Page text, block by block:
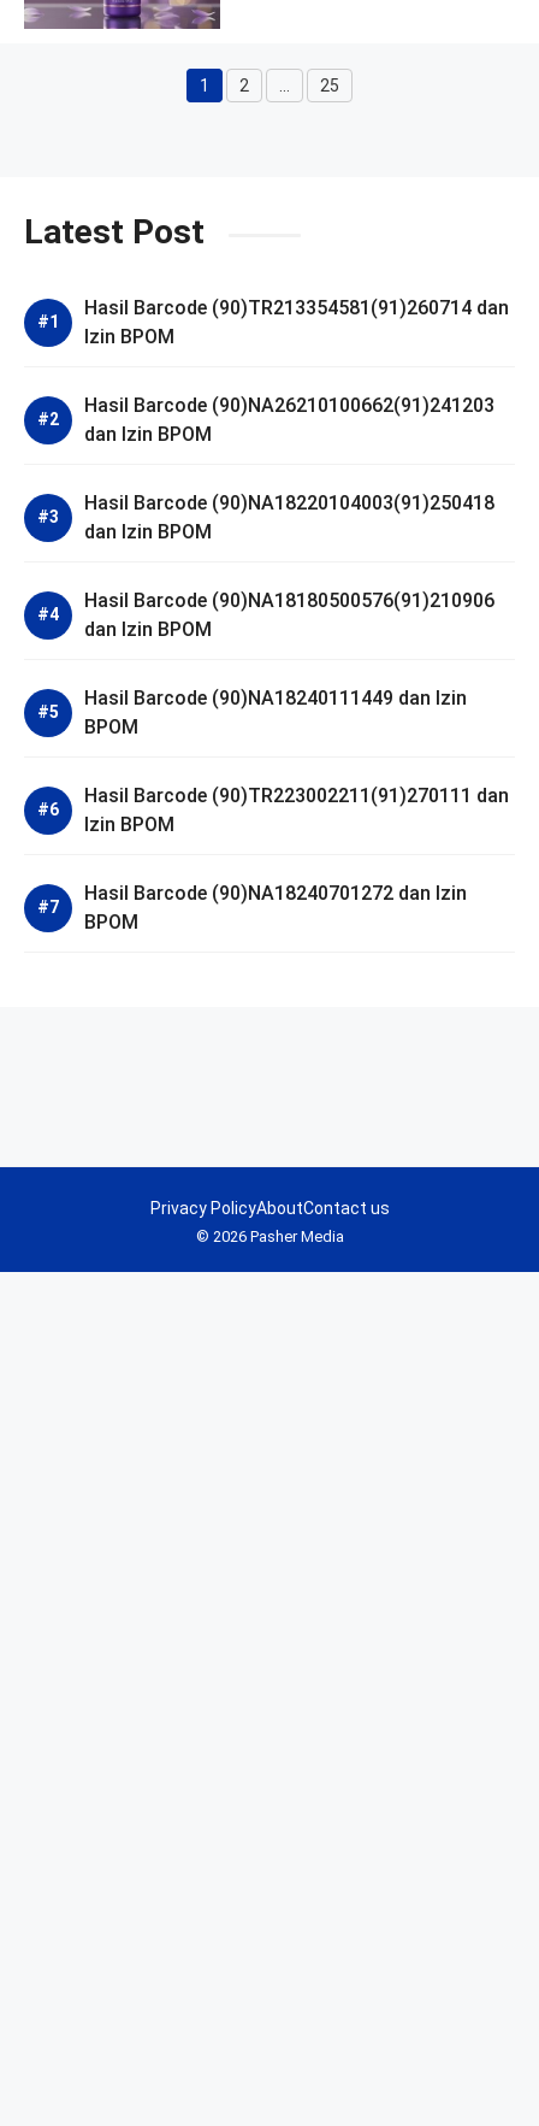
Halaman
1 Halaman
2 Halaman
25
Latest Post
Hasil Barcode (90)TR213354581(91)260714 dan
Izin BPOM
Hasil Barcode (90)NA26210100662(91)241203
dan Izin BPOM
Hasil Barcode (90)NA18220104003(91)250418
dan Izin BPOM
Hasil Barcode (90)NA18180500576(91)210906
dan Izin BPOM
Hasil Barcode (90)NA18240111449 dan Izin
BPOM
Hasil Barcode (90)TR223002211(91)270111 dan
Izin BPOM
Hasil Barcode (90)NA18240701272 dan Izin
BPOM
© 2026 Pasher Media
Privacy PolicyAboutContact us